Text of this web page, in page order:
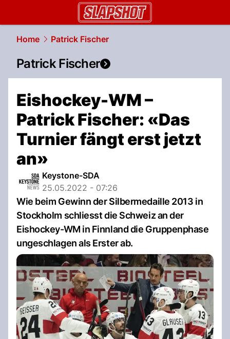
Home Patrick Fischer
Patrick Fischer
Eishockey-WM –
Patrick Fischer: «Das
Turnier fängt erst jetzt
an»
Keystone-SDA
25.05.2022 - 07:26
Wie beim Gewinn der Silbermedaille 2013 in
Stockholm schliesst die Schweiz an der
Eishockey-WM in Finnland die Gruppenphase
ungeschlagen als Erster ab.